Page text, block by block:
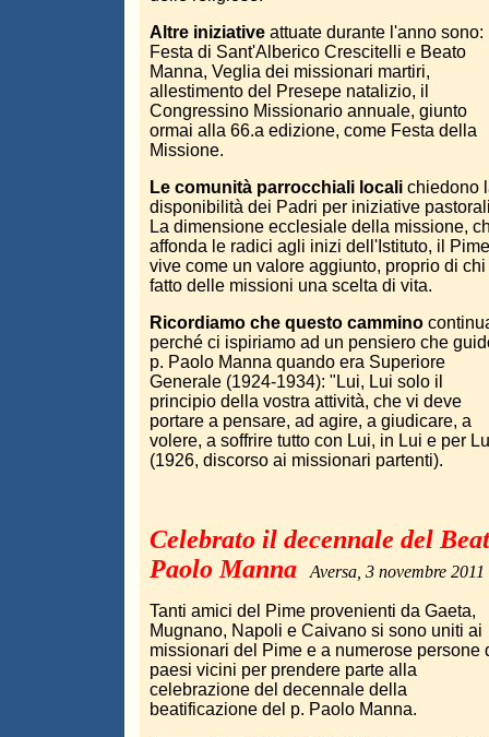
Altre iniziativeattuate durante l'anno sono:
Festa di Sant'Alberico Crescitelli e Beato
Manna, Veglia dei missionari martiri,
allestimento del Presepe natalizio, il
Congressino Missionario annuale, giunto
ormai alla 66.a edizione, come Festa della
Missione.
Le comunità parrocchiali localichiedono
disponibilità dei Padri per iniziative
La dimensione ecclesiale della missione,
affonda le radici agli inizi dell'Istituto, il
vive come un valore aggiunto, proprio di chi
fatto delle missioni una scelta di vita.
Ricordiamo che questo cammino
perché ci ispiriamo ad un pensiero che
p. Paolo Manna quando era Superiore
Generale (1924-1934): "Lui, Lui solo il
principio della vostra attività, che vi deve
portare a pensare, ad agire, a giudicare, a
volere, a soffrire tutto con Lui, in Lui e per
(1926, discorso ai missionari partenti).
Celebrato il decennale del
Paolo Manna
Aversa, 3 novembre 2011
Tanti amici del Pime provenienti da Gaeta,
Mugnano, Napoli e Caivano si sono uniti ai
missionari del Pime e a numerose persone
paesi vicini per prendere parte alla
celebrazione del decennale della
beatificazione del p. Paolo Manna.